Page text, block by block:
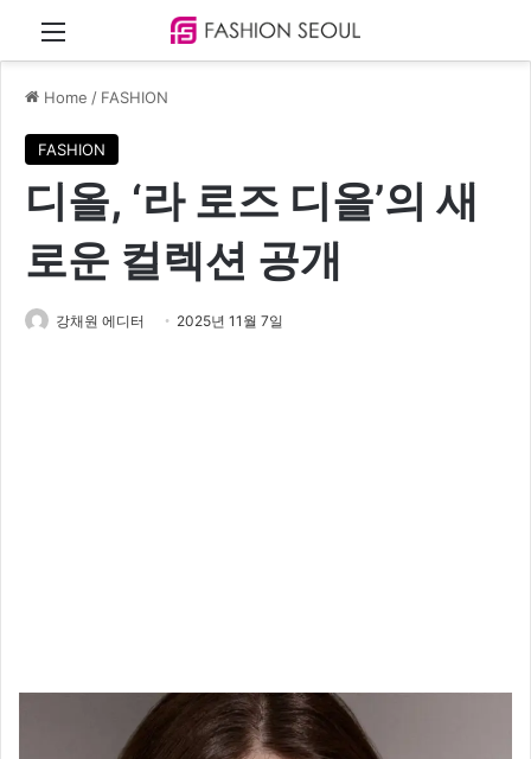
Menu
Home / FASHION
FASHION
디올, ‘라 로즈 디올’의 새
로운 컬렉션 공개
강채원 에디터 2025년 11월 7일